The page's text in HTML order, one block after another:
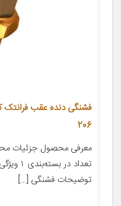
206
تعداد
توضیحات فشنگی […]